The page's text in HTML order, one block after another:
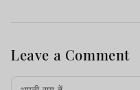
Leave a Comment